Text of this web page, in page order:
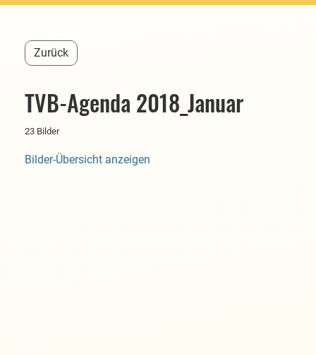
Zurück
TVB-Agenda 2018_Januar
23 Bilder
Bilder-Übersicht anzeigen